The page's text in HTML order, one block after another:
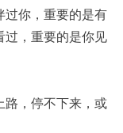
你，重要的是有
过，重要的是你见
，停不下来，或